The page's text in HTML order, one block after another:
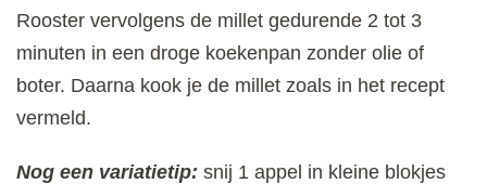
Rooster vervolgens de millet gedurende 2 tot 3
minuten in een droge koekenpan zonder olie of
boter. Daarna kook je de millet zoals in het recept
vermeld.
Nog een variatietip: snij 1 appel in kleine blokjes